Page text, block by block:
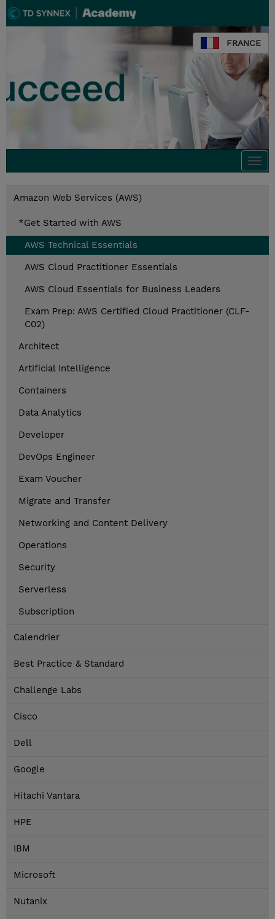
FRANCE
Amazon Web Services (AWS)
*Get Started with AWS
AWS Technical Essentials
AWS Cloud Practitioner Essentials
AWS Cloud Essentials for Business Leaders
Exam Prep: AWS Certified Cloud Practitioner (CLF-
C02)
Architect
Artificial Intelligence
Containers
Data Analytics
Developer
DevOps Engineer
Exam Voucher
Migrate and Transfer
Networking and Content Delivery
Operations
Security
Serverless
Subscription
Calendrier
Best Practice & Standard
Challenge Labs
Cisco
Dell
Google
Hitachi Vantara
HPE
IBM
Microsoft
Nutanix